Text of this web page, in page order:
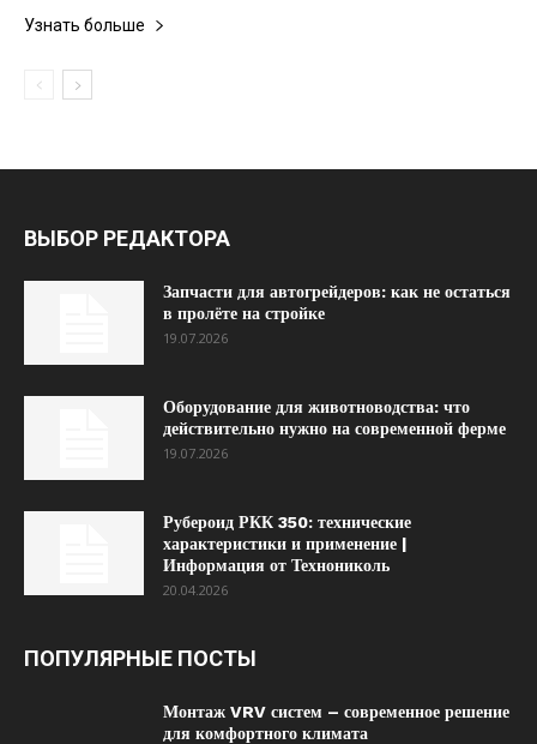
Узнать больше
ВЫБОР РЕДАКТОРА
Запчасти для автогрейдеров: как не остаться
в пролёте на стройке
19.07.2026
Оборудование для животноводства: что
действительно нужно на современной ферме
19.07.2026
Рубероид РКК 350: технические
характеристики и применение |
Информация от Технониколь
20.04.2026
ПОПУЛЯРНЫЕ ПОСТЫ
Монтаж VRV систем – современное решение
для комфортного климата